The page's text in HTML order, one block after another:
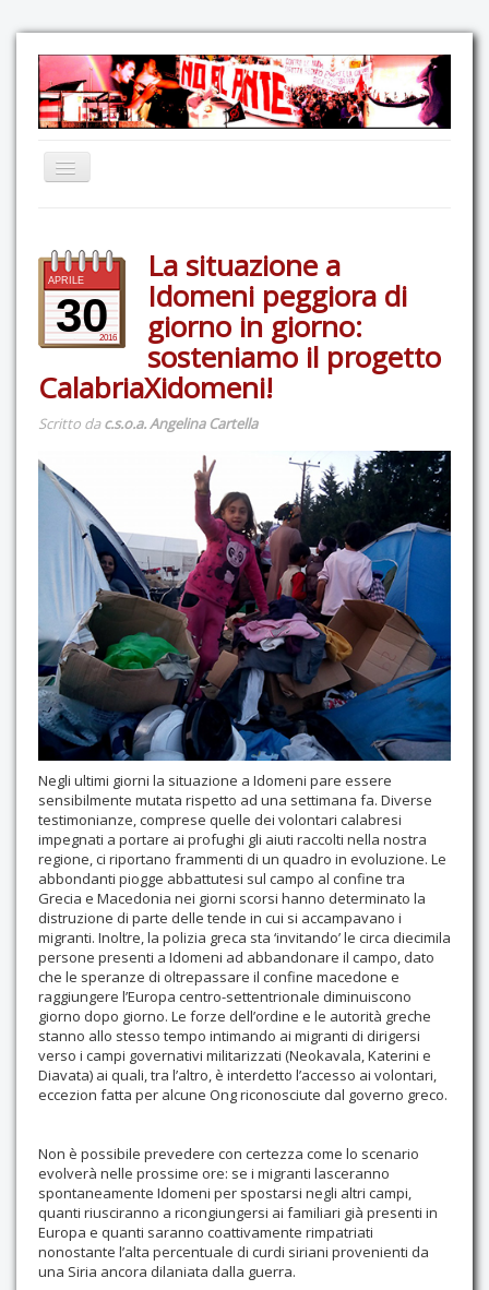
Comunicazione
Eventi
GAS Felce & Mirtillo
Autoproduzioni
Contatti
APRILE
302016
La situazione a
Idomeni peggiora di
giorno in giorno:
sosteniamo il progetto
CalabriaXidomeni!
Scritto dac.s.o.a. Angelina Cartella
Negli ultimi giorni la situazione a Idomeni pare essere
sensibilmente mutata rispetto ad una settimana fa. Diverse
testimonianze, comprese quelle dei volontari calabresi
impegnati a portare ai profughi gli aiuti raccolti nella nostra
regione, ci riportano frammenti di un quadro in evoluzione. Le
abbondanti piogge abbattutesi sul campo al confine tra
Grecia e Macedonia nei giorni scorsi hanno determinato la
distruzione di parte delle tende in cui si accampavano i
migranti. Inoltre, la polizia greca sta ‘invitando’ le circa diecimila
persone presenti a Idomeni ad abbandonare il campo, dato
che le speranze di oltrepassare il confine macedone e
raggiungere l’Europa centro-settentrionale diminuiscono
giorno dopo giorno. Le forze dell’ordine e le autorità greche
stanno allo stesso tempo intimando ai migranti di dirigersi
verso i campi governativi militarizzati (Neokavala, Katerini e
Diavata) ai quali, tra l’altro, è interdetto l’accesso ai volontari,
eccezion fatta per alcune Ong riconosciute dal governo greco.
Non è possibile prevedere con certezza come lo scenario
evolverà nelle prossime ore: se i migranti lasceranno
spontaneamente Idomeni per spostarsi negli altri campi,
quanti riusciranno a ricongiungersi ai familiari già presenti in
Europa e quanti saranno coattivamente rimpatriati
nonostante l’alta percentuale di curdi siriani provenienti da
una Siria ancora dilaniata dalla guerra.